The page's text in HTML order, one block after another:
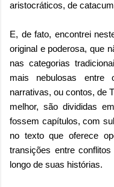
aristocráticos, de
E, de fato, encontrei
original e poderosa, que
nas categorias
mais nebulosas entre
narrativas, ou contos, de
melhor, são divididas
fossem capítulos, com
no texto que oferece
transições entre
longo de suas histórias.